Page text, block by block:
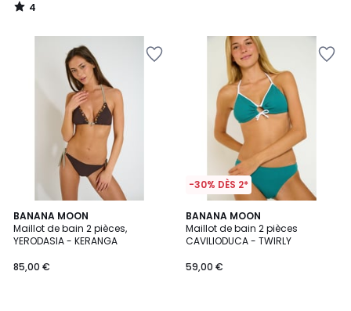
4
/
BANANA MOON
Maillot de bain 2 pièces,
YERODASIA - KERANGA
85,00 €
-30% DÈS 2*
BANANA MOON
Maillot de bain 2 pièces
CAVILIODUCA - TWIRLY
59,00 €